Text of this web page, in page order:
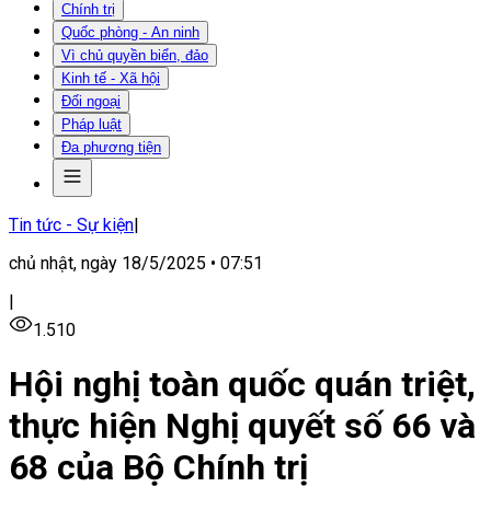
Chính trị
Quốc phòng - An ninh
Vì chủ quyền biển, đảo
Kinh tế - Xã hội
Đối ngoại
Pháp luật
Đa phương tiện
Tin tức - Sự kiện|
chủ nhật, ngày 18/5/2025 • 07:51
|
1.510
Hội nghị toàn quốc quán triệt,
thực hiện Nghị quyết số 66 và
68 của Bộ Chính trị